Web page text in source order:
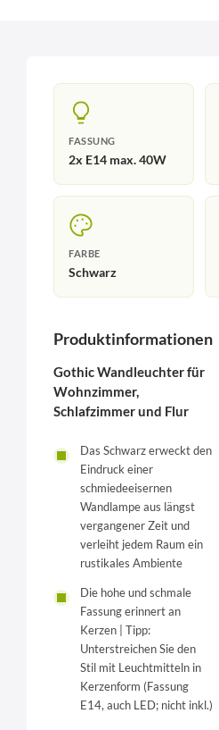
FASSUNG
2x E14 max. 40W
FARBE
Schwarz
Produktinformationen
Gothic Wandleuchter für
Wohnzimmer,
Schlafzimmer und Flur
Das Schwarz erweckt den
Eindruck einer
schmiedeeisernen
Wandlampe aus längst
vergangener Zeit und
verleiht jedem Raum ein
rustikales Ambiente
Die hohe und schmale
Fassung erinnert an
Kerzen | Tipp:
Unterstreichen Sie den
Stil mit Leuchtmitteln in
Kerzenform (Fassung
E14, auch LED; nicht inkl.)